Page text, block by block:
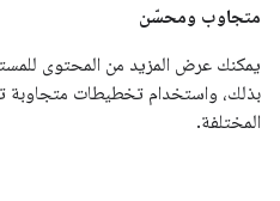
متجاوب ومحسّن
يمكنك عرض المزيد من المحتوى
بذلك، واستخدام تخطيطات متجاوبة
المختلفة.